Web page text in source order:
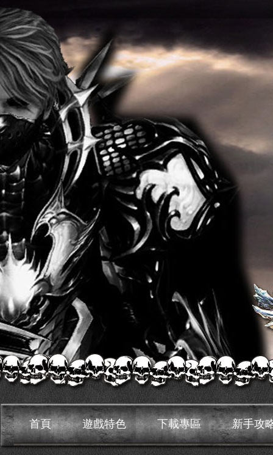
首頁 遊戲特色 下載專區 新手攻